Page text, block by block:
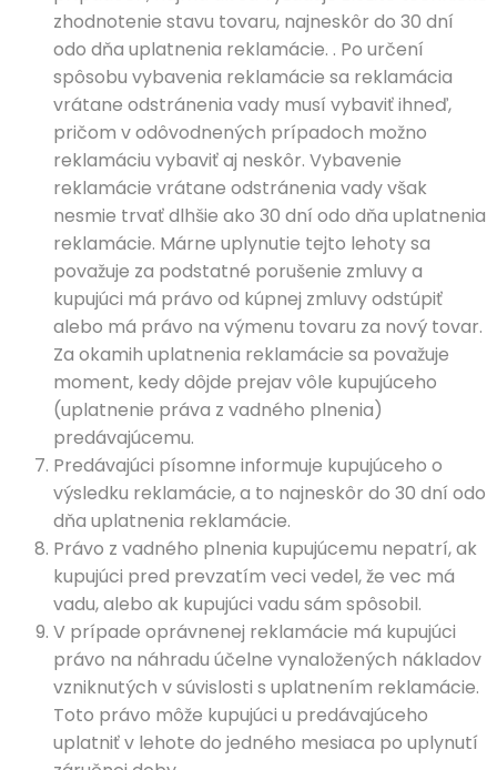
zhodnotenie stavu tovaru, najneskôr do 30 dní
odo dňa uplatnenia reklamácie. . Po určení
spôsobu vybavenia reklamácie sa reklamácia
vrátane odstránenia vady musí vybaviť ihneď,
pričom v odôvodnených prípadoch možno
reklamáciu vybaviť aj neskôr. Vybavenie
reklamácie vrátane odstránenia vady však
nesmie trvať dlhšie ako 30 dní odo dňa uplatnenia
reklamácie. Márne uplynutie tejto lehoty sa
považuje za podstatné porušenie zmluvy a
kupujúci má právo od kúpnej zmluvy odstúpiť
alebo má právo na výmenu tovaru za nový tovar.
Za okamih uplatnenia reklamácie sa považuje
moment, kedy dôjde prejav vôle kupujúceho
(uplatnenie práva z vadného plnenia)
predávajúcemu.
Predávajúci písomne informuje kupujúceho o
výsledku reklamácie, a to najneskôr do 30 dní odo
dňa uplatnenia reklamácie.
Právo z vadného plnenia kupujúcemu nepatrí, ak
kupujúci pred prevzatím veci vedel, že vec má
vadu, alebo ak kupujúci vadu sám spôsobil.
V prípade oprávnenej reklamácie má kupujúci
právo na náhradu účelne vynaložených nákladov
vzniknutých v súvislosti s uplatnením reklamácie.
Toto právo môže kupujúci u predávajúceho
uplatniť v lehote do jedného mesiaca po uplynutí